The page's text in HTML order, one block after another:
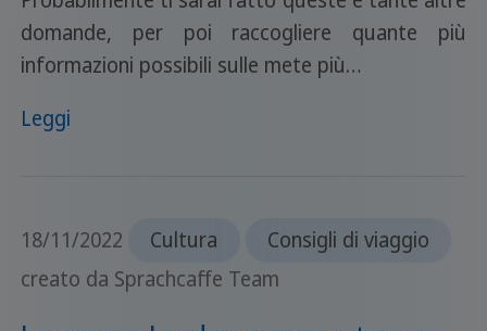
domande, per poi raccogliere quante più
informazioni possibili sulle mete più…
Leggi
18/11/2022 Cultura
Consigli di viaggio
creato da Sprachcaffe Team